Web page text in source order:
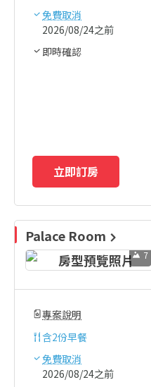
免費取消
2026/08/24之前
即時確認
立即訂房
Palace Room
7
專案說明
含2份早餐
免費取消
2026/08/24之前